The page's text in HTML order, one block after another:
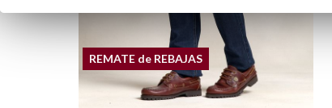
REMATE de REBAJAS